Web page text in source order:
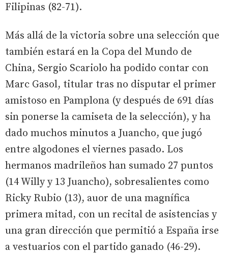
Filipinas (82-71).
Más allá de la victoria sobre una selección que
también estará en la Copa del Mundo de
China, Sergio Scariolo ha podido contar con
Marc Gasol, titular tras no disputar el primer
amistoso en Pamplona (y después de 691 días
sin ponerse la camiseta de la selección), y ha
dado muchos minutos a Juancho, que jugó
entre algodones el viernes pasado. Los
hermanos madrileños han sumado 27 puntos
(14 Willy y 13 Juancho), sobresalientes como
Ricky Rubio (13), auor de una magnífica
primera mitad, con un recital de asistencias y
una gran dirección que permitió a España irse
a vestuarios con el partido ganado (46-29).